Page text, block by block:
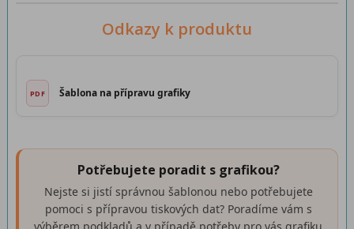
Odkazy k produktu
Šablona na přípravu grafiky
Potřebujete poradit s grafikou?
Nejste si jistí správnou šablonou nebo potřebujete
pomoci s přípravou tiskových dat? Poradíme vám s